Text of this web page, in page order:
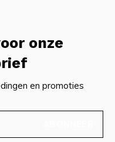
onze
en promoties